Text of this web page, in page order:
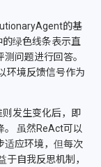
的基
的绿色线条表示直
问题进行回答。
环境反馈信号作为
发生变化后，即
。 虽然ReAct可以
适应环境，但每次
自我反思机制，